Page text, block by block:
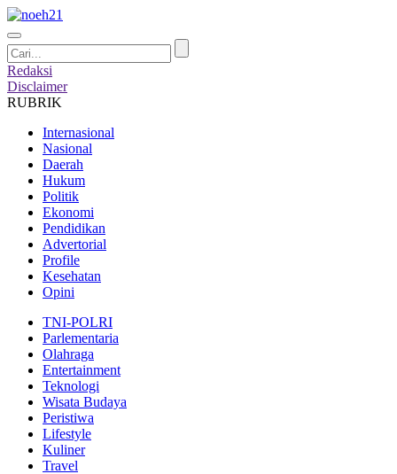
Redaksi
Disclaimer
RUBRIK
Internasional
Nasional
Daerah
Hukum
Politik
Ekonomi
Pendidikan
Advertorial
Profile
Kesehatan
Opini
TNI-POLRI
Parlementaria
Olahraga
Entertainment
Teknologi
Wisata Budaya
Peristiwa
Lifestyle
Kuliner
Travel